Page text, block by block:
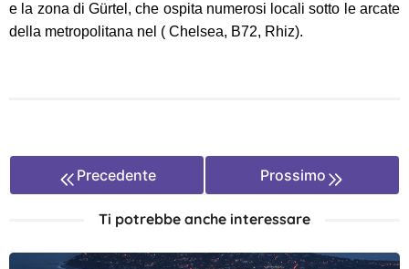
e la zona di Gürtel, che ospita numerosi locali sotto le arcate
della metropolitana nel ( Chelsea, B72, Rhiz).
Precedente Prossimo
Ti potrebbe anche interessare